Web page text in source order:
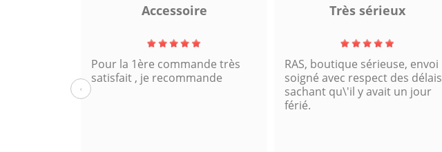
Accessoire
Pour la 1ère commande très
satisfait , je recommande
Très sérieux
RAS, boutique sérieuse, envoi
soigné avec respect des délais
sachant qu\'il y avait un jour
férié.
‹